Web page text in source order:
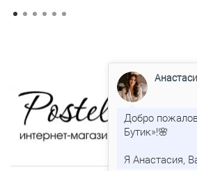
Добро
Бутик»!🌸
Я Анастасия,